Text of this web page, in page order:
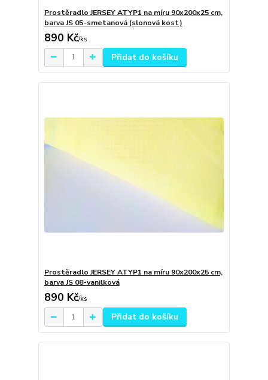
Prostěradlo JERSEY ATYP1 na míru 90x200x25 cm,
barva JS 05-smetanová (slonová kost)
890 Kč/ks
Přidat do košíku
Prostěradlo JERSEY ATYP1 na míru 90x200x25 cm,
barva JS 08-vanilková
890 Kč/ks
Přidat do košíku